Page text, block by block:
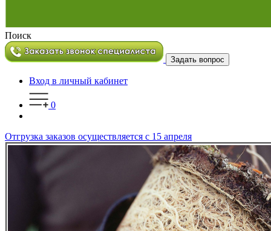
Поиск
Задать вопрос
Вход в личный кабинет
0
Отгрузка заказов осуществляется с 15 апреля